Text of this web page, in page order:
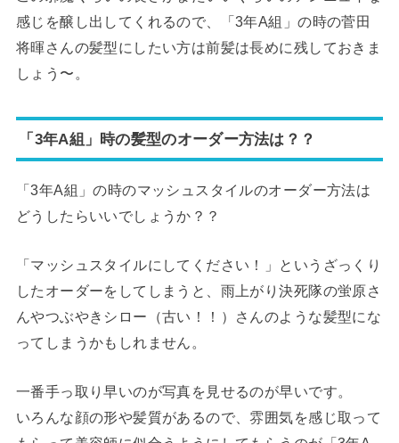
感じを醸し出してくれるので、「3年A組」の時の菅田
将暉さんの髪型にしたい方は前髪は長めに残しておきま
しょう〜。
「3年A組」時の髪型のオーダー方法は？？
「3年A組」の時のマッシュスタイルのオーダー方法は
どうしたらいいでしょうか？？
「マッシュスタイルにしてください！」というざっくり
したオーダーをしてしまうと、雨上がり決死隊の蛍原さ
んやつぶやきシロー（古い！！）さんのような髪型にな
ってしまうかもしれません。
一番手っ取り早いのが写真を見せるのが早いです。
いろんな顔の形や髪質があるので、雰囲気を感じ取って